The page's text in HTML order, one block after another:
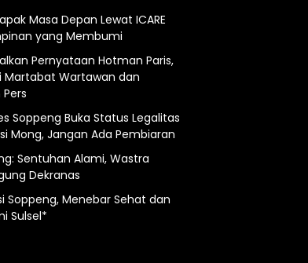
Masa Depan Lewat ICARE
yang Membumi
Pernyataan Hotman Paris,
Martabat Wartawan dan
Soppeng Buka Status Legalitas
Mong, Jangan Ada Pembiaran
Sentuhan Alami, Wastra
Dekranas
Soppeng, Menebar Sehat dan
Sulsel*